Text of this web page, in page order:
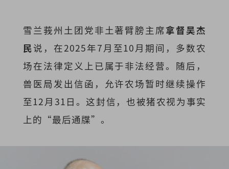
雪兰莪州土团党非土著臂膀主席拿督吴杰
民说，在2025年7月至10月期间，多数农
场在法律定义上已属于非法经营。随后，
兽医局发出信函，允许农场暂时继续操作
至12月31日 。这封信，也被猪农视为事实
上的“最后通牒”。